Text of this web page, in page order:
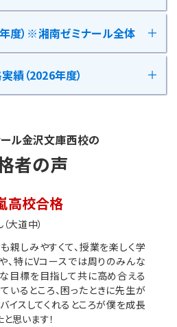
が、湘ゼミ生が頑張ってく
！！夏期講習・２学期も頑張
度）※湘南ゼミナール全体
654名
、京都6名、一橋9名、東京科学25名
早稲田255名、慶應義塾155名
科249名、学習院133名、明治632
、立教326名、中央346名、法政510
学院58名、同志社56名、立命館146
、南山124名
531名
績（2026年度）
国学習塾協会が定める基準に従って
習生は含めていません。
ル金沢文庫西校の
者の声
高校合格
大道中）
親しみやすくて、授業を楽しく学
、特にVコースでは周りのみんな
目標を目指して共に高め合える
いるところ、困ったときに先生が
イスしてくれるところが僕を成長
思います！